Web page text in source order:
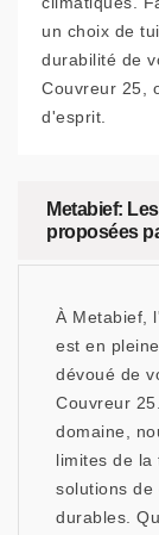
un choix de
durabilité de
Couvreur 25,
d'esprit.
Metabief:
proposées
À Metabief,
est en
dévoué de
Couvreur
domaine,
limites de la
solutions de
durables.